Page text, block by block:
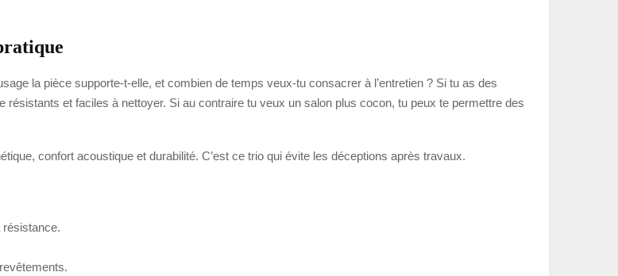
la pièce supporte-t-elle, et combien de temps veux-tu consacrer à l’entretien ? Si tu as des
et faciles à nettoyer. Si au contraire tu veux un salon plus cocon, tu peux te permettre des
confort acoustique et durabilité. C’est ce trio qui évite les déceptions après travaux.